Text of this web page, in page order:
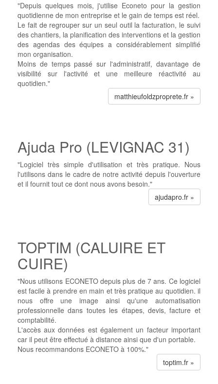
"Depuis quelques mois, j'utilise Econeto pour la gestion
quotidienne de mon entreprise et le gain de temps est réel.
Le fait de regrouper sur un seul outil la facturation, le suivi
des chantiers, la planification des interventions et la gestion
des agendas des équipes a considérablement simplifié
mon organisation.
Moins de temps passé sur l'administratif, davantage de
visibilité sur l'activité et une meilleure réactivité au
quotidien."
matthieufoldzproprete.fr »
Ajuda Pro (LEVIGNAC 31)
"Logiciel très simple d'utilisation et très pratique. Nous
l'utilisons dans le cadre de notre activité depuis l'ouverture
et il fournit tout ce dont nous avons besoin."
ajudapro.fr »
TOPTIM (CALUIRE ET
CUIRE)
"Nous utilisons ECONETO depuis plus de 7 ans. Ce logiciel
est facile à prendre en main et très pratique au quotidien. il
nous offre une image ainsi qu'une automatisation
professionnelle dans toutes les étapes, devis, facture et
comptabilité.
L'accès aux données est également un facteur important
car il peut être effectué à distance ainsi que d'un portable.
Nous recommandons ECONETO à 100%."
toptim.fr »